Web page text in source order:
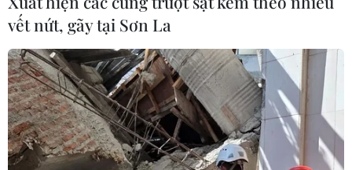
Hormuz: Đòn bẩy chiến lược mới của
Iran
06/08/2026 04:36
Xung đột Hamas-Israel: Israel chưa
chấp thuận kế hoạch về Dải Gaza
06/08/2026 03:45
vết nứt, gãy tại Sơn La